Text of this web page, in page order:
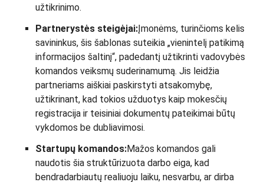
užtikrinimo.
Partnerystės steigėjai: Įmonėms, turinčioms kelis
savininkus, šis šablonas suteikia „vienintelį patikimą
informacijos šaltinį“, padedantį užtikrinti vadovybės
komandos veiksmų suderinamumą. Jis leidžia
partneriams aiškiai paskirstyti atsakomybę,
užtikrinant, kad tokios užduotys kaip mokesčių
registracija ir teisiniai dokumentų pateikimai būtų
vykdomos be dubliavimosi.
Startupų komandos:Mažos komandos gali
naudotis šia struktūrizuota darbo eiga, kad
bendradarbiautų realiuoju laiku, nesvarbu, ar dirba